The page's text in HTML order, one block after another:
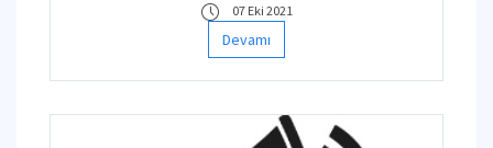
07 Eki 2021
Devamı